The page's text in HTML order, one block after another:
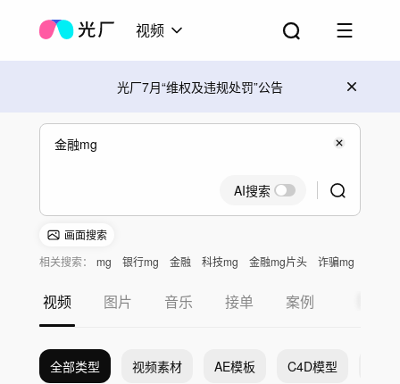
视频
光厂7月“维权及违规处罚”公告
AI搜索
画面搜索
相关搜索：
mg 银行mg 金融 科技mg 金融mg片头 诈骗mg
视频 图片 音乐 接单 案例
全部类型 视频素材 AE模板 C4D模型